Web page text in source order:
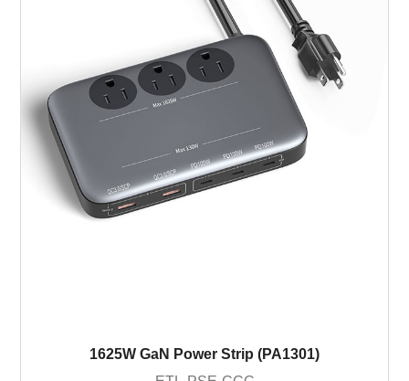
1625W GaN Power Strip (PA1301)